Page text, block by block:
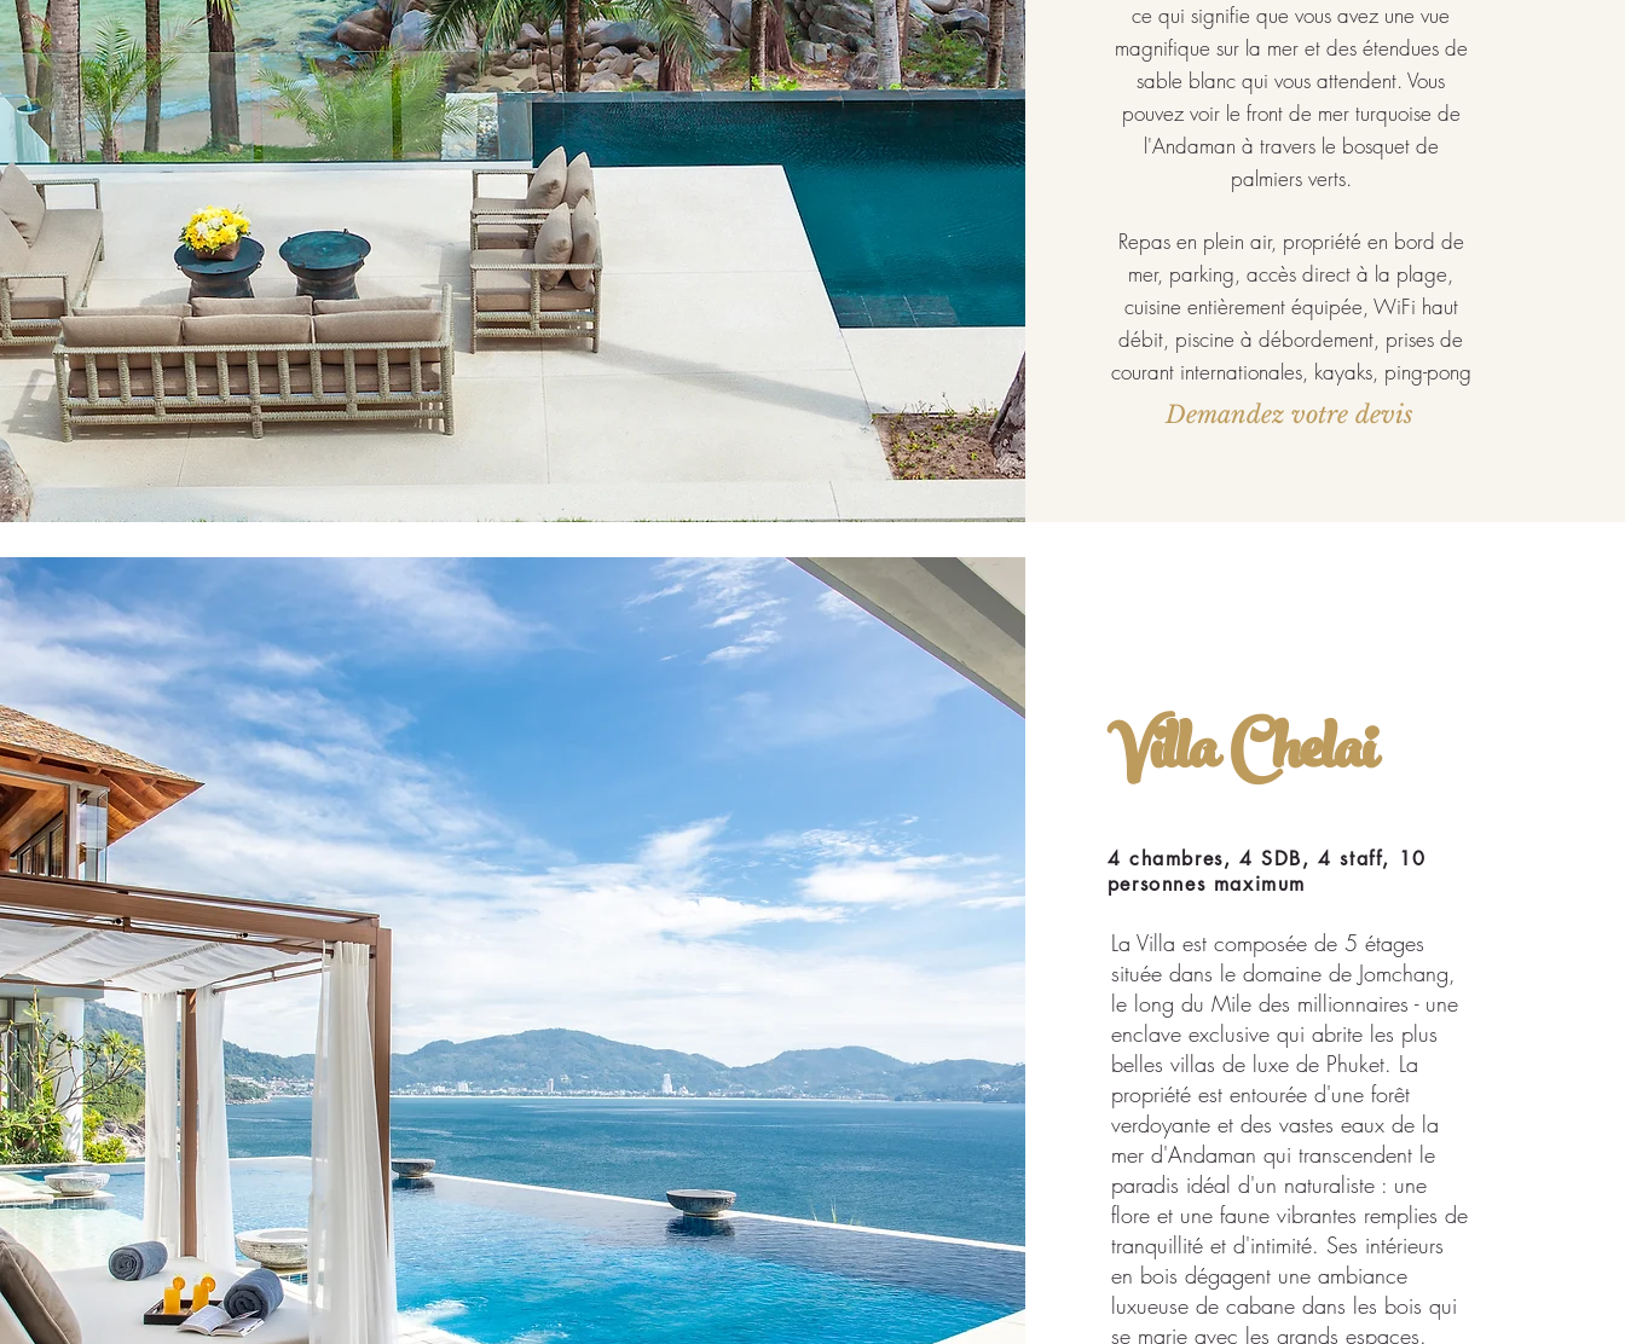
ce qui signifie que vous avez une vue
magnifique sur la mer et des étendues de
sable blanc qui vous attendent. Vous
pouvez voir le front de mer turquoise de
l'Andaman à travers le bosquet de
palmiers verts.
Repas en plein air, propriété en bord de
mer, parking, accès direct à la plage,
cuisine entièrement équipée, WiFi haut
débit, piscine à débordement, prises de
courant internationales, kayaks, ping-pong
Demandez votre devis
Villa Chelai
4 chambres, 4 SDB, 4 staff, 10
personnes maximum
La Villa est composée de 5 étages
située dans le domaine de Jomchang,
le long du Mile des millionnaires - une
enclave exclusive qui abrite les plus
belles villas de luxe de Phuket. La
propriété est entourée d'une forêt
verdoyante et des vastes eaux de la
mer d'Andaman qui transcendent le
paradis idéal d'un naturaliste : une
flore et une faune vibrantes remplies de
tranquillité et d'intimité. Ses intérieurs
en bois dégagent une ambiance
luxueuse de cabane dans les bois qui
se marie avec les grands espaces.